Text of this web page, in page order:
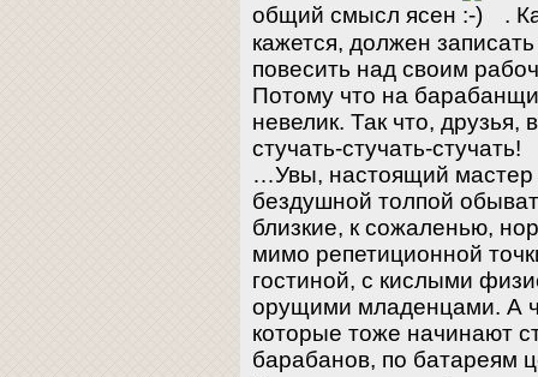
общий смысл ясен
.
кажется, должен
повесить над своим
Потому что на
невелик. Так что,
стучать-стучать-стучать!
…Увы, настоящий мастер
бездушной толпой
близкие, к сожаленью,
мимо репетиционной
гостиной, с кислыми
орущими младенцами. А
которые тоже начинают
барабанов, по батареям